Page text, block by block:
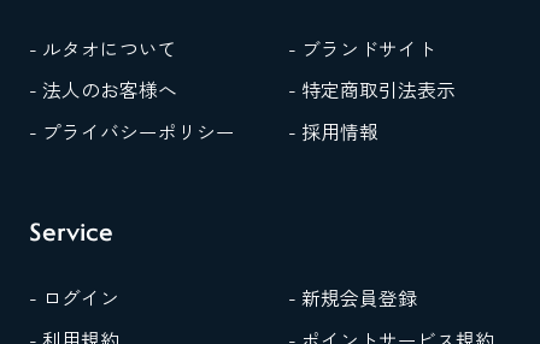
- ルタオについて
- ブランドサイト
- 法人のお客様へ
- 特定商取引法表示
- プライバシーポリシー
- 採用情報
Service
- ログイン
- 新規会員登録